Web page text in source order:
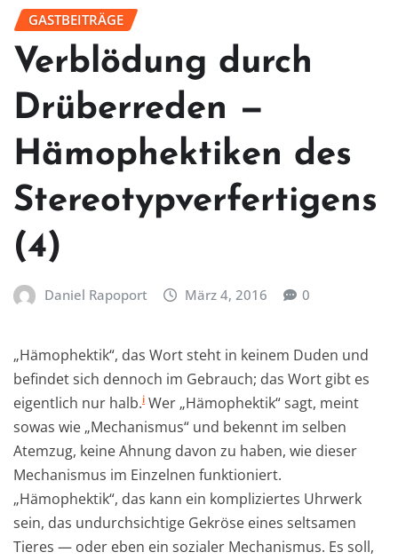
GASTBEITRÄGE
Verblödung durch
Drüberreden —
Hämophektiken des
Stereotypverfertigens
(4)
Daniel Rapoport März 4, 2016 0
„Hämophektik“, das Wort steht in keinem Duden und
befindet sich dennoch im Gebrauch; das Wort gibt es
eigentlich nur halb.i Wer „Hämophektik“ sagt, meint
sowas wie „Mechanismus“ und bekennt im selben
Atemzug, keine Ahnung davon zu haben, wie dieser
Mechanismus im Einzelnen funktioniert.
„Hämophektik“, das kann ein kompliziertes Uhrwerk
sein, das undurchsichtige Gekröse eines seltsamen
Tieres — oder eben ein sozialer Mechanismus. Es soll,